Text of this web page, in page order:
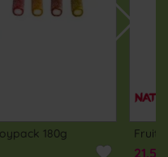
COMPRAR
Fruit Bites caja 10 bolsas doypack autocierre 180g